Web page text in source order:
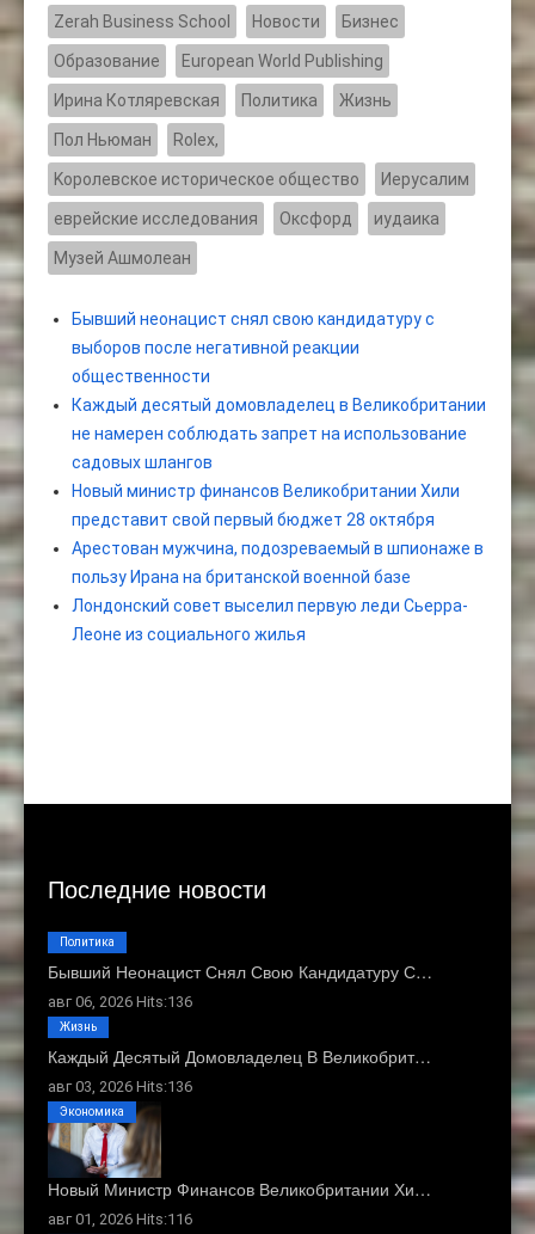
Zerah Business School Новости Бизнес
Образование European World Publishing
Ирина Котляревская Политика Жизнь
Пол Ньюман Rolex,
Kоролевское историческое общество Иерусалим
еврейские исследования Оксфорд иудаика
Музей Ашмолеан
Бывший неонацист снял свою кандидатуру с
выборов после негативной реакции
общественности
Каждый десятый домовладелец в Великобритании
не намерен соблюдать запрет на использование
садовых шлангов
Новый министр финансов Великобритании Хили
представит свой первый бюджет 28 октября
Арестован мужчина, подозреваемый в шпионаже в
пользу Ирана на британской военной базе
Лондонский совет выселил первую леди Сьерра-
Леоне из социального жилья
Последние новости
Бывший Неонацист Снял Свою Кандидатуру С…
авг 06, 2026 Hits:136
Политика
Каждый Десятый Домовладелец В Великобрит…
авг 03, 2026 Hits:136
Жизнь
Новый Министр Финансов Великобритании Хи…
авг 01, 2026 Hits:116
Экономика